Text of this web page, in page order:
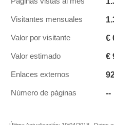
Visitantes mensuales
Valor por visitante €
Valor estimado €
Enlaces externos
Número de páginas --